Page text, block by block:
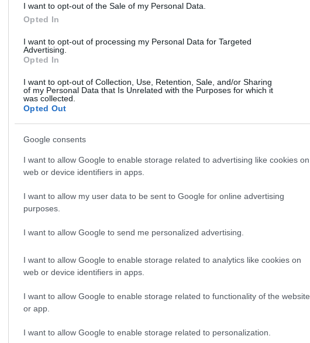
I want to opt-out of the Sale of my Personal Data.
Opted In
I want to opt-out of processing my Personal Data for Targeted
Advertising.
Opted In
I want to opt-out of Collection, Use, Retention, Sale, and/or Sharing
of my Personal Data that Is Unrelated with the Purposes for which it
was collected.
Opted Out
Google consents
I want to allow Google to enable storage related to advertising like cookies on
web or device identifiers in apps.
I want to allow my user data to be sent to Google for online advertising
purposes.
I want to allow Google to send me personalized advertising.
I want to allow Google to enable storage related to analytics like cookies on
web or device identifiers in apps.
I want to allow Google to enable storage related to functionality of the website
or app.
I want to allow Google to enable storage related to personalization.